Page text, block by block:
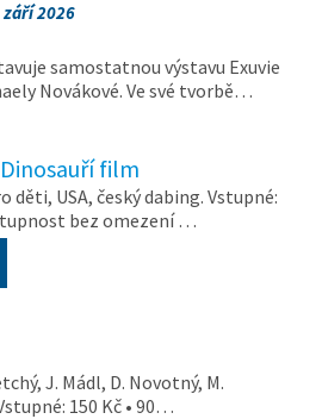
září 2026
samostatnou výstavu Exuvie
Novákové. Ve své tvorbě…
film
děti, USA, český dabing. Vstupné:
bez omezení …
J. Mádl, D. Novotný, M.
150 Kč • 90…